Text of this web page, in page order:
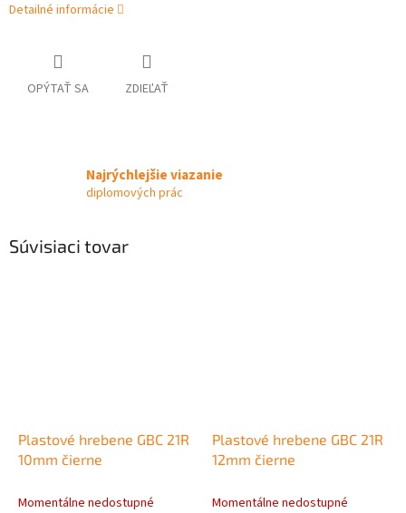
Detailné informácie
OPÝTAŤ SA ZDIEĽAŤ
Najrýchlejšie viazanie
diplomových prác
Súvisiaci tovar
Plastové hrebene GBC 21R
10mm čierne
Momentálne nedostupné
Plastové hrebene GBC 21R
12mm čierne
Momentálne nedostupné